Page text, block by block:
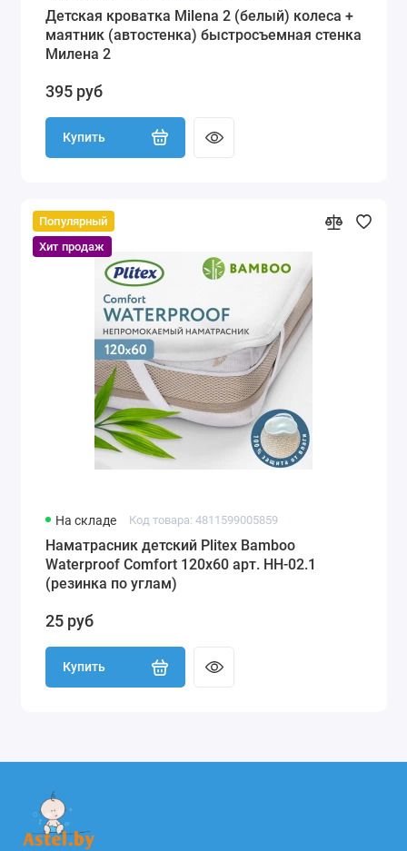
Детская кроватка Milena 2 (белый) колеса +
маятник (автостенка) быстросъемная стенка
Милена 2
395 руб
Купить
Популярный
Хит продаж
На складе Код товара: 4811599005859
Наматрасник детский Plitex Bamboo
Waterproof Comfort 120х60 арт. НН-02.1
(резинка по углам)
25 руб
Купить